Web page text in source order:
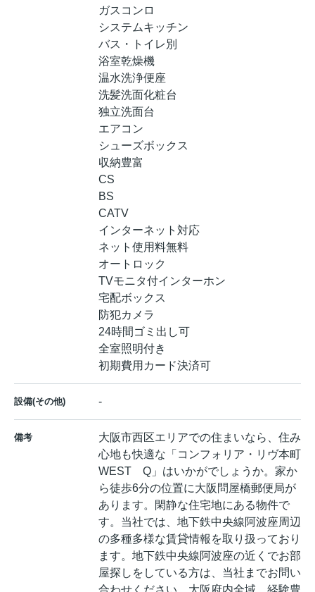
ガスコンロ
システムキッチン
バス・トイレ別
浴室乾燥機
温水洗浄便座
洗髪洗面化粧台
独立洗面台
エアコン
シューズボックス
収納豊富
CS
BS
CATV
インターネット対応
ネット使用料無料
オートロック
TVモニタ付インターホン
宅配ボックス
防犯カメラ
24時間ゴミ出し可
全室照明付き
初期費用カード決済可
設備(その他) -
備考
大阪市西区エリアでの住まいなら、住み
心地も快適な「コンフォリア・リヴ本町
WEST Q」はいかがでしょうか。家か
ら徒歩6分の位置に大阪問屋橋郵便局が
あります。閑静な住宅地にある物件で
す。当社では、地下鉄中央線阿波座周辺
の多種多様な賃貸情報を取り扱っており
ます。地下鉄中央線阿波座の近くでお部
屋探しをしている方は、当社までお問い
合わせください。大阪府内全域、経験豊